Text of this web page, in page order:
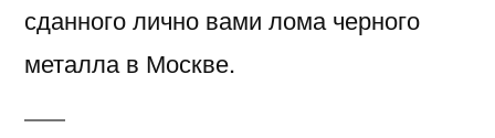
сданного лично вами лома черного
металла в Москве.